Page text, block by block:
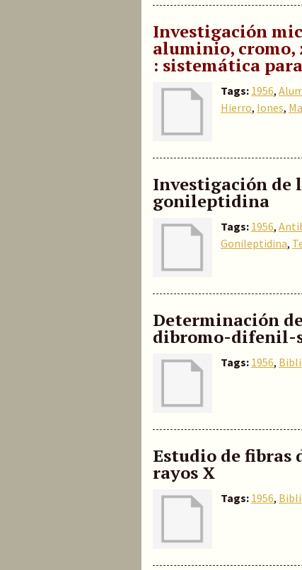
Investigación
aluminio, cromo,
: sistemática
Tags: 1956,
Hierro, Iones,
Investigación de
gonileptidina
Tags: 1956,
Gonileptidina,
Determinación
dibromo-difenil-
Tags: 1956,
Estudio de fibras
rayos X
Tags: 1956,